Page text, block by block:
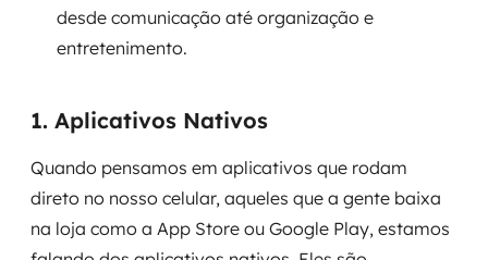
Suporte a banco de dados
Billing Cloud
Gestão de infraestrutura
Escalar com segurança
desde comunicação até organização e
entretenimento.
1. Aplicativos Nativos
Quando pensamos em aplicativos que rodam
direto no nosso celular, aqueles que a gente baixa
na loja como a App Store ou Google Play, estamos